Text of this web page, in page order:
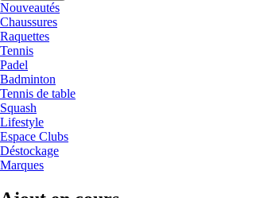
Nouveautés
Chaussures
Raquettes
Tennis
Padel
Badminton
Tennis de table
Squash
Lifestyle
Espace Clubs
Déstockage
Marques